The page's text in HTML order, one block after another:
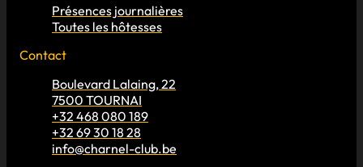
Présences journalières
Toutes les hôtesses
Contact
Boulevard Lalaing, 22
7500 TOURNAI
+32 468 080 189
+32 69 30 18 28
info@charnel-club.be